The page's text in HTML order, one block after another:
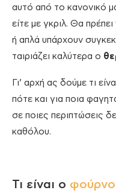
αυτό από το κανονικό
είτε με γκριλ. Θα
ή απλά υπάρχουν
ταιριάζει καλύτερα ο
Γι’ αρχή ας δούμε τι
πότε και για ποια
σε ποιες περιπτώσεις
καθόλου.
Τι είναι ο